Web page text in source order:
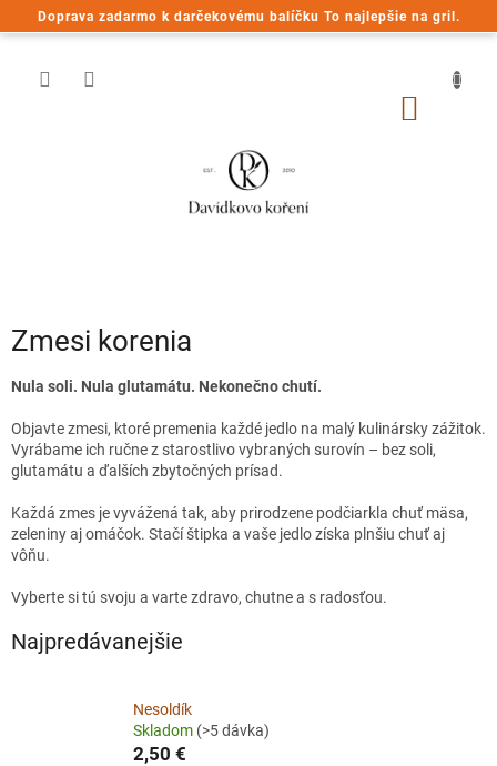
Doprava zadarmo k darčekovému balíčku To najlepšie na gril.
Prejsť
na
Zmesi korenia
Nula soli. Nula glutamátu. Nekonečno chutí.
Objavte zmesi, ktoré premenia každé jedlo na malý kulinársky zážitok.
Vyrábame ich ručne z starostlivo vybraných surovín – bez soli,
glutamátu a ďalších zbytočných prísad.
Každá zmes je vyvážená tak, aby prirodzene podčiarkla chuť mäsa,
zeleniny aj omáčok. Stačí štipka a vaše jedlo získa plnšiu chuť aj
vôňu.
Vyberte si tú svoju a varte zdravo, chutne a s radosťou.
Najpredávanejšie
Nesoldík
Skladom (>5 dávka)
2,50 €